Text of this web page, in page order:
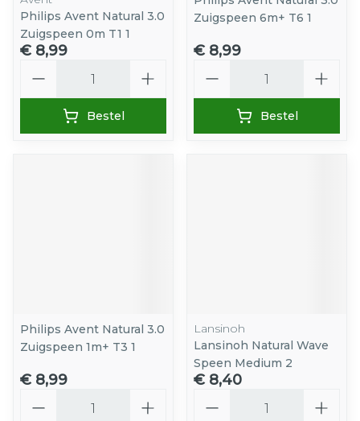
Philips Avent Natural 3.0
Zuigspeen 0m T1 1
€ 8,99
Bestel
Zuigspeen 6m+ T6 1
€ 8,99
Bestel
Philips Avent Natural 3.0
Zuigspeen 1m+ T3 1
€ 8,99
Lansinoh
Lansinoh Natural Wave
Speen Medium 2
€ 8,40